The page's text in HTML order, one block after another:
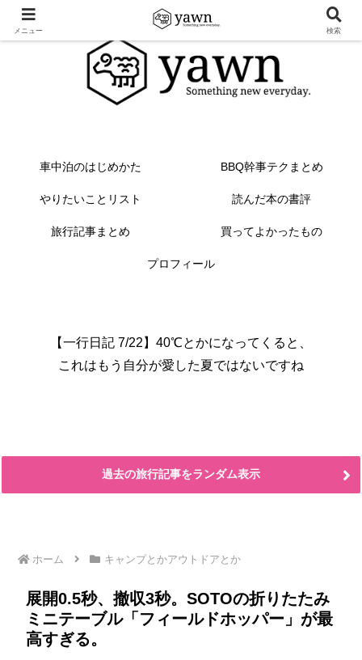
車中泊のはじめかた BBQ幹事テクまとめ
やりたいことリスト 読んだ本の書評
旅行記事まとめ 買ってよかったもの
プロフィール
【一行日記 7/22】40℃とかになってくると、
これはもう自分が愛した夏ではないですね
過去の旅行記事をランダム表示
ホーム キャンプとかアウトドアとか
展開0.5秒、撤収3秒。SOTOの折りたたみ
ミニテーブル「フィールドホッパー」が最
高すぎる。
メニュー 検索